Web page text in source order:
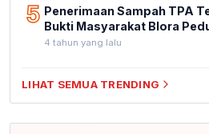
5 Penerimaan Sampah TPA
Bukti Masyarakat Blora
4 tahun yang lalu
LIHAT SEMUA TRENDING